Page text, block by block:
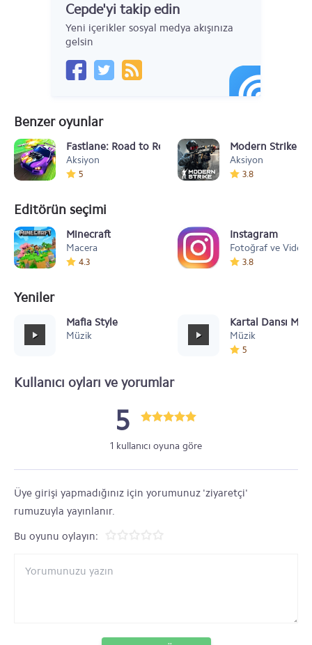
Cepde'yi takip edin
Yeni içerikler sosyal medya akışınıza
gelsin
Benzer oyunlar
Fastlane: Road to Revenge
Aksiyon
5
Modern Strike
Aksiyon
3.8
Editörün seçimi
Minecraft
Macera
4.3
Instagram
Fotoğraf ve Video
3.8
Yeniler
Mafia Style
Müzik
Kartal Dansı
Müzik
5
Kullanıcı oyları ve yorumlar
5
1 kullanıcı oyuna göre
Üye girişi yapmadığınız için yorumunuz 'ziyaretçi'
rumuzuyla yayınlanır.
Bu oyunu oylayın: